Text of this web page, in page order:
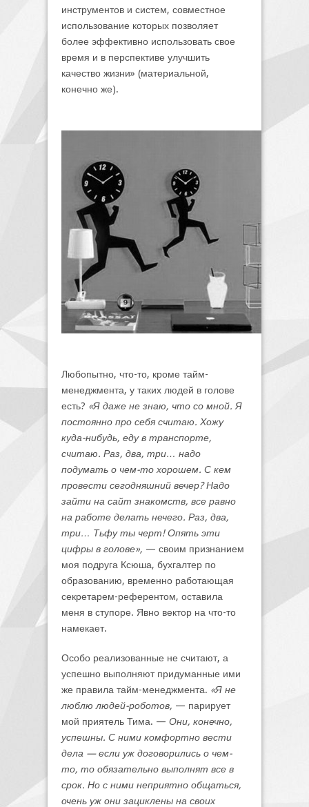
инструментов и систем, совместное
использование которых позволяет
более эффективно использовать свое
время и в перспективе улучшить
качество жизни» (материальной,
конечно же).
Любопытно, что-то, кроме тайм-
менеджмента, у таких людей в голове
есть? «Я даже не знаю, что со мной. Я
постоянно про себя считаю. Хожу
куда-нибудь, еду в транспорте,
считаю. Раз, два, три… надо
подумать о чем-то хорошем. С кем
провести сегодняшний вечер? Надо
зайти на сайт знакомств, все равно
на работе делать нечего. Раз, два,
три… Тьфу ты черт! Опять эти
цифры в голове», — своим признанием
моя подруга Ксюша, бухгалтер по
образованию, временно работающая
секретарем-референтом, оставила
меня в ступоре. Явно вектор на что-то
намекает.
Особо реализованные не считают, а
успешно выполняют придуманные ими
же правила тайм-менеджмента. «Я не
люблю людей-роботов, — парирует
мой приятель Тима. — Они, конечно,
успешны. С ними комфортно вести
дела — если уж договорились о чем-
то, то обязательно выполнят все в
срок. Но с ними неприятно общаться,
очень уж они зациклены на своих